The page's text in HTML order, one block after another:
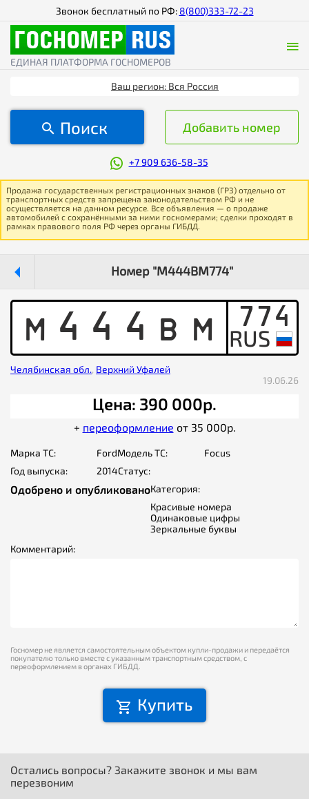
Звонок бесплатный по РФ: 8(800)333-72-23
ЕДИНАЯ ПЛАТФОРМА ГОСНОМЕРОВ
Ваш регион: Вся Россия
Поиск Добавить номер
+7 909 636-58-35
Продажа государственных регистрационных знаков (ГРЗ) отдельно от
транспортных средств запрещена законодательством РФ и не
осуществляется на данном ресурсе. Все объявления — о продаже
автомобилей с сохранёнными за ними госномерами; сделки проходят в
рамках правового поля РФ через органы ГИБДД.
Номер "М444ВМ774"
M 4 4 4 B M 774
Челябинская обл., Верхний Уфалей
19.06.26
Цена: 390 000р.
+ переоформление от 35 000р.
Марка ТС: FordМодель ТС:
Focus
Год выпуска:
2014Статус:
Одобрено и опубликованоКатегория:
Красивые номера
Одинаковые цифры
Зеркальные буквы
Комментарий:
Госномер не является самостоятельным объектом купли-продажи и передаётся
покупателю только вместе с указанным транспортным средством, с
переоформлением в органах ГИБДД.
Купить
Остались вопросы? Закажите звонок и мы вам
перезвоним